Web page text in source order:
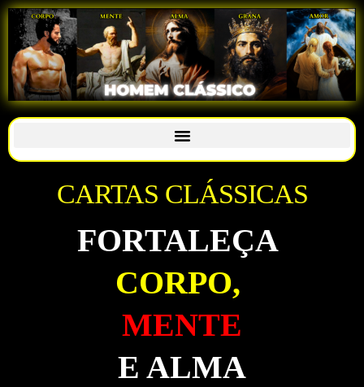
CARTAS CLÁSSICAS
FORTALEÇA
CORPO,
MENTE
E ALMA